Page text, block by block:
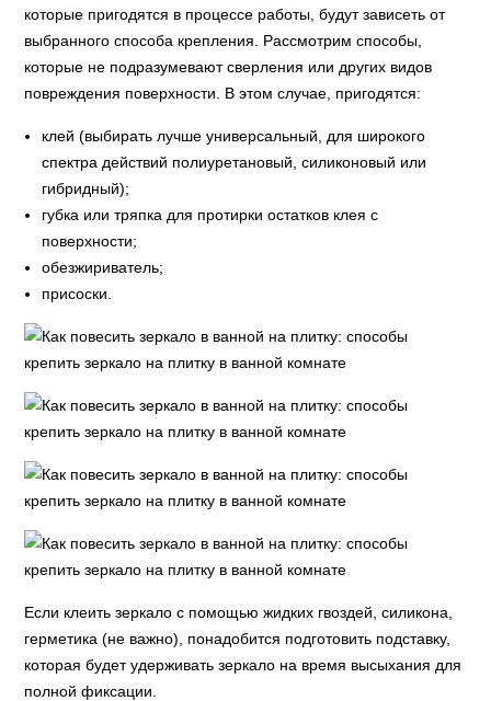
которые пригодятся в процессе работы, будут зависеть от
выбранного способа крепления. Рассмотрим способы,
которые не подразумевают сверления или других видов
повреждения поверхности. В этом случае, пригодятся:
клей (выбирать лучше универсальный, для широкого
спектра действий полиуретановый, силиконовый или
гибридный);
губка или тряпка для протирки остатков клея с
поверхности;
обезжириватель;
присоски.
Если клеить зеркало с помощью жидких гвоздей, силикона,
герметика (не важно), понадобится подготовить подставку,
которая будет удерживать зеркало на время высыхания для
полной фиксации.